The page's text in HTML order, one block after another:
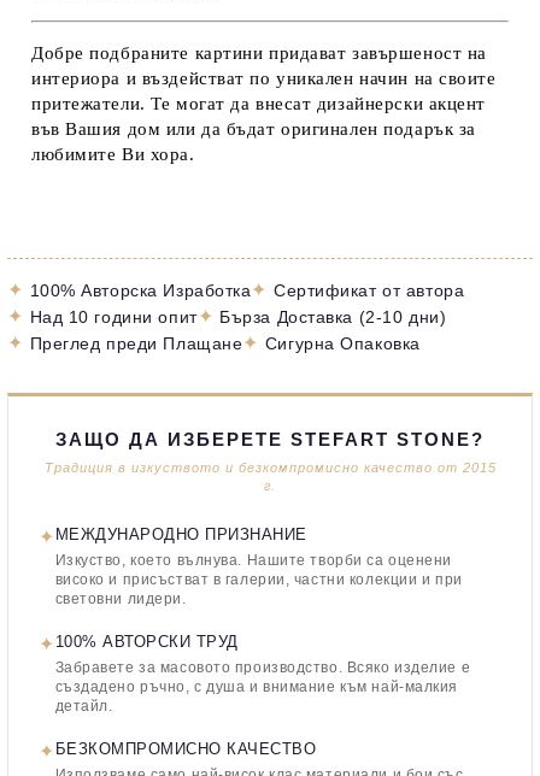
Добре подбраните картини придават завършеност на
интериора и въздействат по уникален начин на своите
притежатели. Те могат да внесат дизайнерски акцент
във Вашия дом или да бъдат оригинален подарък за
любимите Ви хора.
✦ 100% Авторска Изработка✦ Сертификат от автора
✦ Над 10 години опит✦ Бърза Доставка (2-10 дни)
✦ Преглед преди Плащане✦ Сигурна Опаковка
ЗАЩО ДА ИЗБЕРЕТЕ STEFART STONE?
Традиция в изкуството и безкомпромисно качество от 2015
г.
✦ МЕЖДУНАРОДНО ПРИЗНАНИЕ
Изкуство, което вълнува. Нашите творби са оценени
високо и присъстват в галерии, частни колекции и при
световни лидери.
✦ 100% АВТОРСКИ ТРУД
Забравете за масовото производство. Всяко изделие е
създадено ръчно, с душа и внимание към най-малкия
детайл.
✦ БЕЗКОМПРОМИСНО КАЧЕСТВО